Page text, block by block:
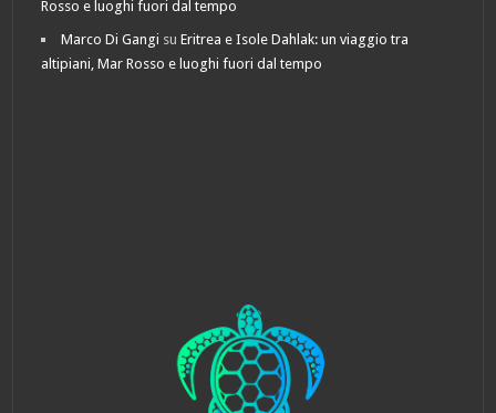
Rosso e luoghi fuori dal tempo
Marco Di Gangi suEritrea e Isole Dahlak: un viaggio tra
altipiani, Mar Rosso e luoghi fuori dal tempo